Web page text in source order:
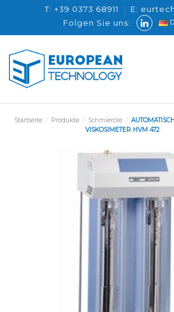
T: +39 0373 68911
E:
Folgen Sie uns:
Startseite Produkte Schmieröle
VISKOSIMETER HVM 472